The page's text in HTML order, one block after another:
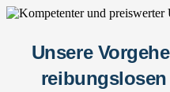
Unsere